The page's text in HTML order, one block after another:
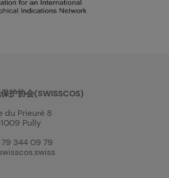
护协会(SWISSCOS)
du Prieuré 8
Pully
79 344 09 79